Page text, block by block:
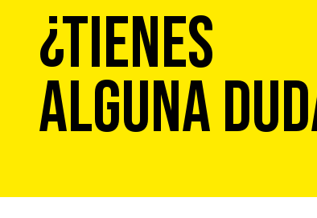
¿TIENES
ALGUNA